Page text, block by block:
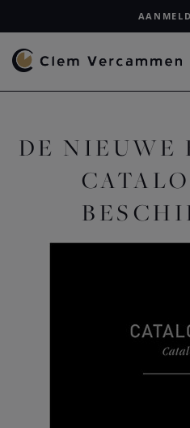
DE NIEUWE